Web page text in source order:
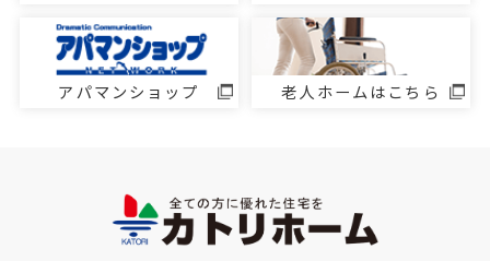
アパマンショップ 老人ホームはこちら